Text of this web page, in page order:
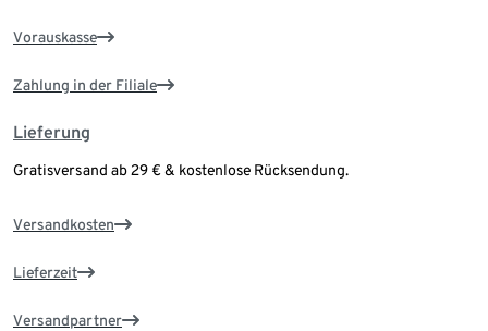
Vorauskasse
Zahlung in der Filiale
Lieferung
Gratisversand ab 29 € & kostenlose Rücksendung.
Versandkosten
Lieferzeit
Versandpartner